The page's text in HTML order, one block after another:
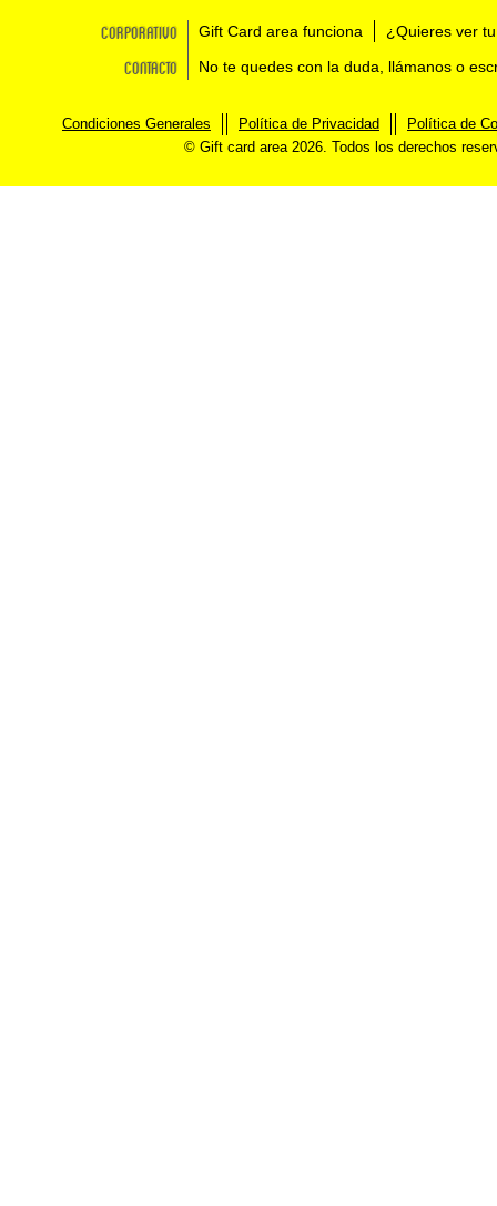
Corporativo Gift Card area funciona ¿Quieres ver
Contacto No te quedes con la duda, llámanos o
Condiciones Generales Política de Privacidad
Política de
© Gift card area 2026. Todos los derechos